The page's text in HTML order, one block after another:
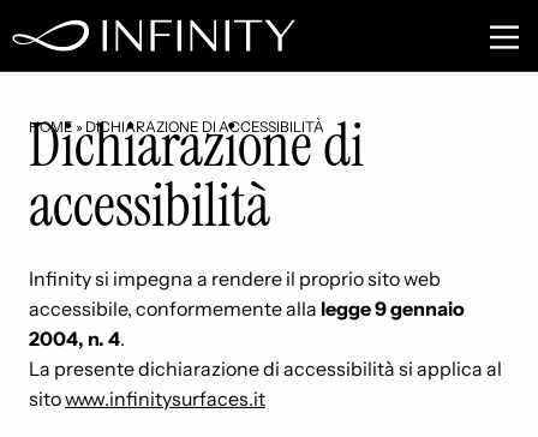
HOME » DICHIARAZIONE DI ACCESSIBILITÀ
Dichiarazione di
accessibilità
Infinity si impegna a rendere il proprio sito web
accessibile, conformemente alla legge 9 gennaio
2004, n. 4.
La presente dichiarazione di accessibilità si applica al
sitowww.infinitysurfaces.it